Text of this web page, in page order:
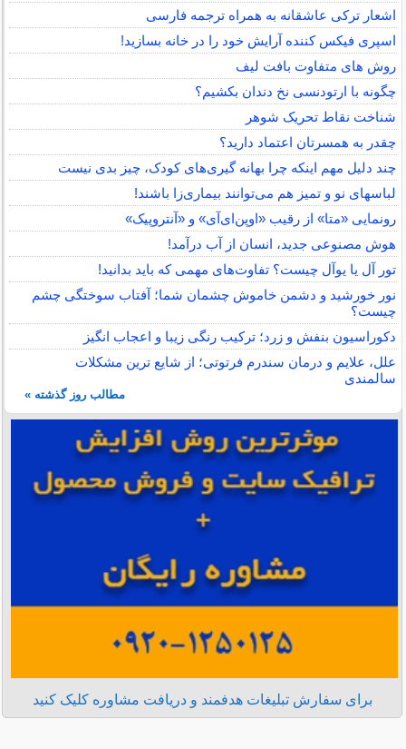
اشعار ترکی عاشقانه به همراه ترجمه فارسی
اسپری فیکس کننده آرایش خود را در خانه بسازید!
روش های متفاوت بافت لیف
چگونه با ارتودنسی نخ دندان بکشیم؟
شناخت نقاط تحریک شوهر
چقدر به همسرتان اعتماد دارید؟
چند دلیل مهم اینکه چرا بهانه گیری‌های کودک، چیز بدی نیست
لباس‎های نو و تمیز هم می‌توانند بیماری‌زا باشند!
رونمایی «متا» از رقیب «اوپن‌ای‌آی» و «آنتروپیک»
هوش مصنوعی جدید، انسان از آب درآمد!
تور آل یا یوآل چیست؟ تفاوت‌های مهمی که باید بدانید!
نور خورشید و دشمن خاموش چشمان شما؛ آفتاب سوختگی چشم
چیست؟
دکوراسیون بنفش و زرد؛ ترکیب رنگی زیبا و اعجاب انگیز
علل، علایم و درمان سندرم فرتوتی؛ از شایع ترین مشکلات
سالمندی
مطالب روز گذشته »
برای سفارش تبلیغات هدفمند و دریافت مشاوره کلیک کنید